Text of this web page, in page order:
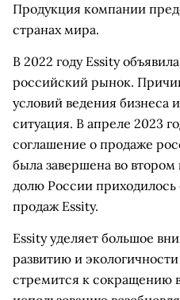
Продукция компании
странах мира.
В 2022 году Essity
российский рынок.
условий ведения бизнеса
ситуация. В апреле 2023
соглашение о продаже
была завершена во втором
долю России приходилось
продаж Essity.
Essity уделяет большое
развитию и
стремится к сокращению